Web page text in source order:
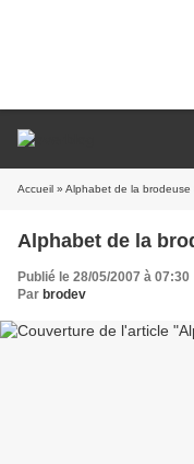
Accueil » Alphabet de la brodeuse
Alphabet de la
Publié le 28/05/2007 à 07:30
Par brodev